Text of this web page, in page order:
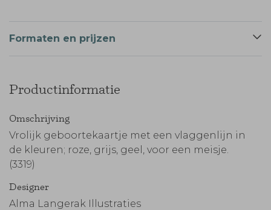
Formaten en prijzen
Productinformatie
Omschrijving
Vrolijk geboortekaartje met een vlaggenlijn in
de kleuren; roze, grijs, geel, voor een meisje.
(3319)
Designer
Alma Langerak Illustraties